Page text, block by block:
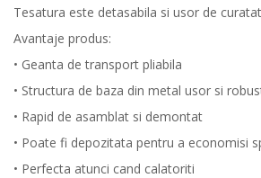
Tesatura este detasabila si usor de
Avantaje produs:
• Geanta de transport pliabila
• Structura de baza din metal usor si
• Rapid de asamblat si demontat
• Poate fi depozitata pentru a economisi
• Perfecta atunci cand calatoriti